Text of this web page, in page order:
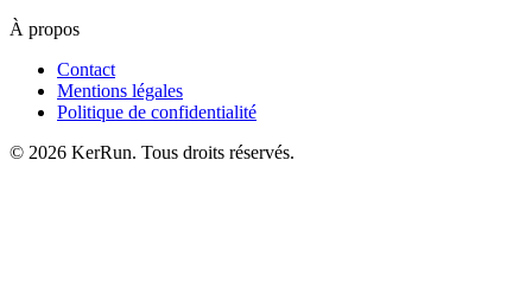
À propos
Contact
Mentions légales
Politique de confidentialité
© 2026 KerRun. Tous droits réservés.